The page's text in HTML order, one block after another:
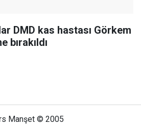
DMD kas hastası Görkem
bırakıldı
Manşet © 2005